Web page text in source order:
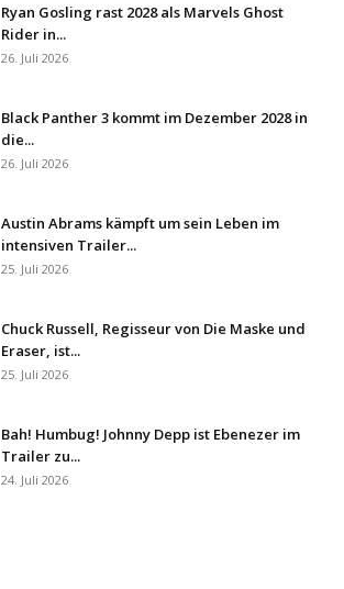
Ryan Gosling rast 2028 als Marvels Ghost
Rider in...
26. Juli 2026
Black Panther 3 kommt im Dezember 2028 in
die...
26. Juli 2026
Austin Abrams kämpft um sein Leben im
intensiven Trailer...
25. Juli 2026
Chuck Russell, Regisseur von Die Maske und
Eraser, ist...
25. Juli 2026
Bah! Humbug! Johnny Depp ist Ebenezer im
Trailer zu...
24. Juli 2026